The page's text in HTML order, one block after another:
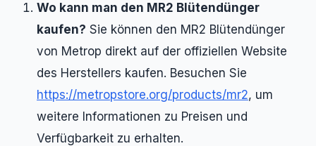
Wo kann man den MR2 Blütendünger
kaufen? Sie können den MR2 Blütendünger
von Metrop direkt auf der offiziellen Website
des Herstellers kaufen. Besuchen Sie
https://metropstore.org/products/mr2, um
weitere Informationen zu Preisen und
Verfügbarkeit zu erhalten.